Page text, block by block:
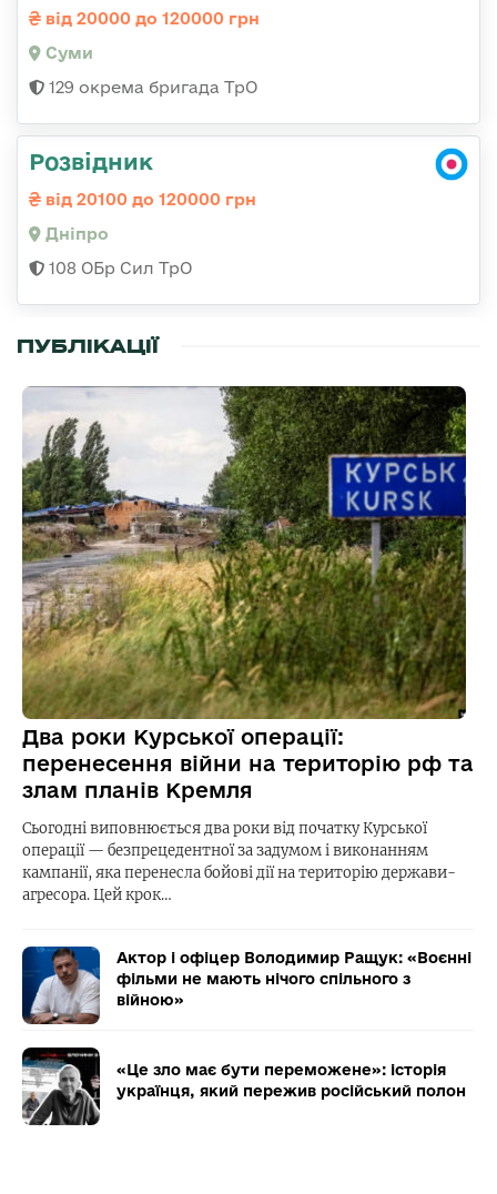
від 20000 до 120000 грн
Суми
129 окрема бригада ТрО
Розвідник
від 20100 до 120000 грн
Дніпро
108 ОБр Сил ТрО
ПУБЛІКАЦІЇ
Два роки Курської операції:
перенесення війни на територію рф та
злам планів Кремля
Сьогодні виповнюється два роки від початку Курської
операції — безпрецедентної за задумом і виконанням
кампанії, яка перенесла бойові дії на територію держави-
агресора. Цей крок…
Актор і офіцер Володимир Ращук: «Воєнні
фільми не мають нічого спільного з
війною»
«Це зло має бути переможене»: історія
українця, який пережив російський полон